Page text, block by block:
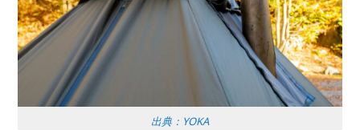
出典：YOKA